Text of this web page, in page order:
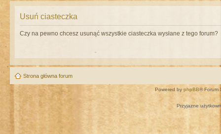
Usuń ciasteczka
Czy na pewno chcesz usunąć wszystkie ciasteczka wysłane z tego forum?
Strona główna forum
Powered by phpBB® Forum
Przyjazne